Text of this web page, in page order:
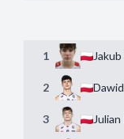
1 Jakub
2 Dawid
3 Julian